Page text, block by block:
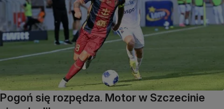
Pogoń się rozpędza. Motor w Szczecinie